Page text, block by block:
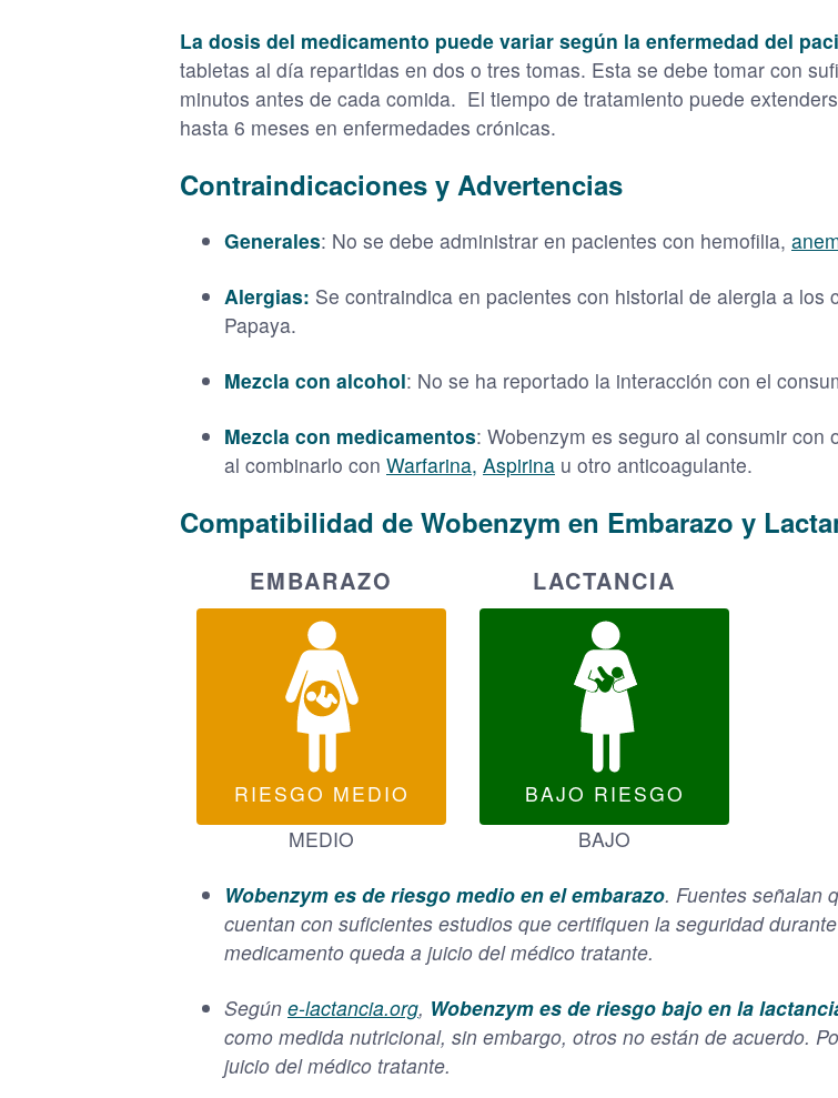
La dosis del medicamento puede variar según la enfermedad del
tabletas al día repartidas en dos o tres tomas. Esta se debe tomar con
minutos antes de cada comida. El tiempo de tratamiento puede
hasta 6 meses en enfermedades crónicas.
Contraindicaciones y Advertencias
Generales: No se debe administrar en pacientes con hemofilia,
Alergias: Se contraindica en pacientes con historial de alergia a
Papaya.
Mezcla con alcohol: No se ha reportado la interacción con el
Mezcla con medicamentos: Wobenzym es seguro al consumir
al combinarlo con Warfarina, Aspirina u otro anticoagulante.
Compatibilidad de Wobenzym en Embarazo y
EMBARAZO
RIESGO MEDIO
MEDIO
LACTANCIA
BAJO RIESGO
BAJO
Wobenzym es de riesgo medio en el embarazo. Fuentes señalan
cuentan con suficientes estudios que certifiquen la seguridad
medicamento queda a juicio del médico tratante.
Según e-lactancia.org, Wobenzym es de riesgo bajo en la
como medida nutricional, sin embargo, otros no están de acuerdo.
juicio del médico tratante.